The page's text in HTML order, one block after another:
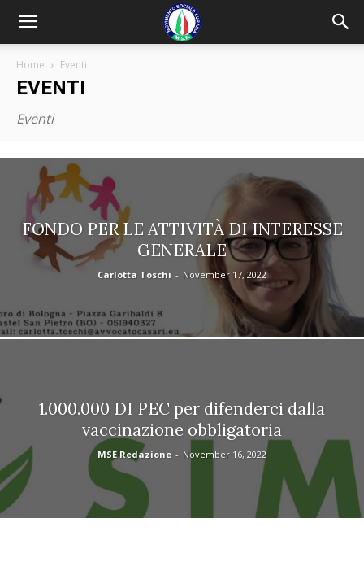
Home Eventi
EVENTI
Eventi
FONDO PER LE ATTIVITÀ DI INTERESSE
GENERALE
Carlotta Toschi - November 17, 2022
1.000.000 DI PEC per difenderci dalla
vaccinazione obbligatoria
MSE Redazione - November 16, 2022